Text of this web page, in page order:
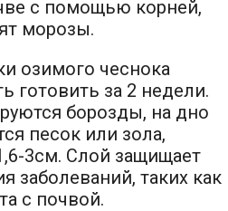
с помощью корней,
морозы.
озимого чеснока
готовить за 2 недели.
борозды, на дно
песок или зола,
3см. Слой защищает
заболеваний, таких как
с почвой.